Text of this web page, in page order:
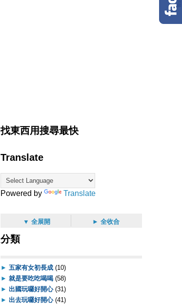
找東西用搜尋最快
Translate
Powered by Translate
▼ 全展開 ► 全收合
分類
► 五家有女初長成 (10)
► 就是要吃吃喝喝 (58)
► 出國玩囉好開心 (31)
► 出去玩囉好開心 (41)